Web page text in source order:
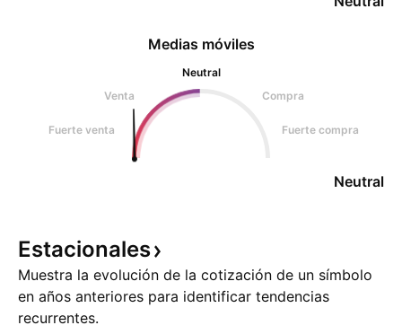
Medias móviles
Neutral
Venta
Compra
Fuerte venta Fuerte compra
Neutral
Estacionales
Muestra la evolución de la cotización de un símbolo
en años anteriores para identificar tendencias
recurrentes.